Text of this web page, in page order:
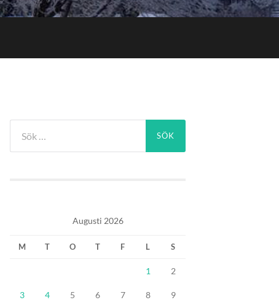
efter:
Augusti 2026
M T O T F L S
1 2
3 4 5 6 7 8 9